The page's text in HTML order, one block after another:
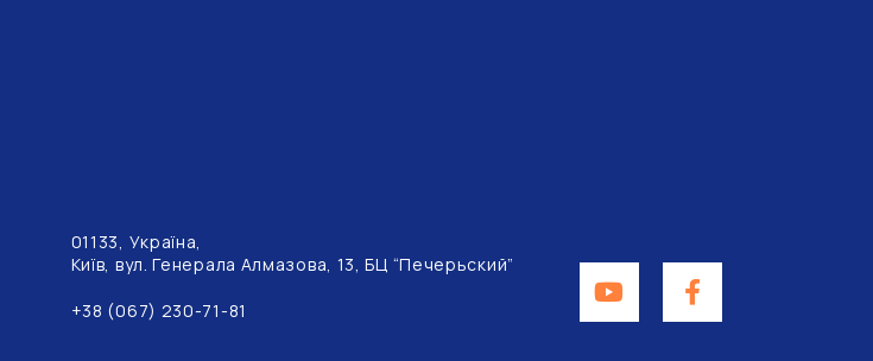
01133, Україна,
Київ, вул. Генерала Алмазова, 13, БЦ “Печерьский”
+38 (067) 230-71-81